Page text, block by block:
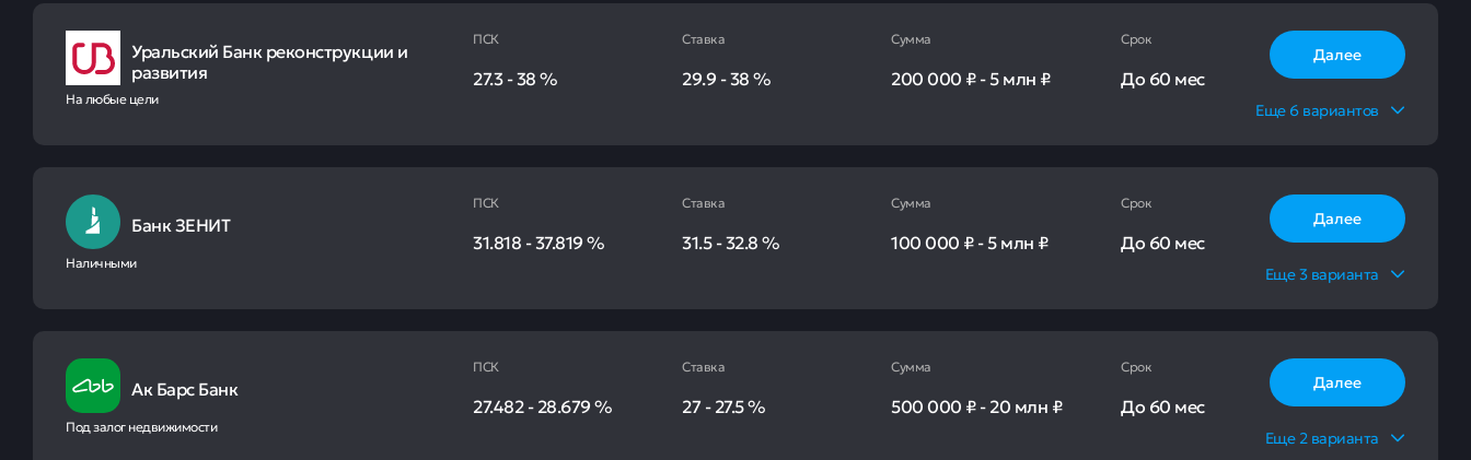
Уральский Банк реконструкции и
развития
На любые цели
ПСК
27.3-38%
Ставка
29.9-38%
Сумма
200 000 ₽-5 млн ₽
Срок
До60 мес
Далее
Еще6вариантов
Банк ЗЕНИТ
Наличными
ПСК
31.818-37.819%
Ставка
31.5-32.8%
Сумма
100 000 ₽-5 млн ₽
Срок
До60 мес
Далее
Еще3 варианта
Ак Барс Банк
Под залог недвижимости
ПСК
27.482-28.679%
Ставка
27-27.5%
Сумма
500 000 ₽-20 млн ₽
Срок
До60 мес
Далее
Еще2 варианта